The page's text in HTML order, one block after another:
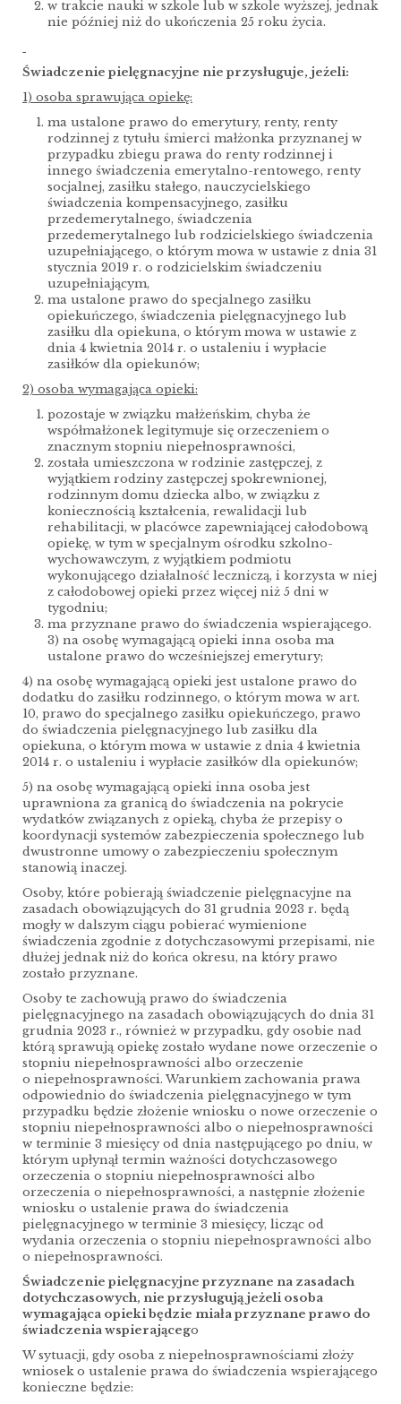
w trakcie nauki w szkole lub w szkole wyższej, jednak
nie później niż do ukończenia 25 roku życia.
Świadczenie pielęgnacyjne nie przysługuje, jeżeli:
1) osoba sprawująca opiekę:
ma ustalone prawo do emerytury, renty, renty
rodzinnej z tytułu śmierci małżonka przyznanej w
przypadku zbiegu prawa do renty rodzinnej i
innego świadczenia emerytalno-rentowego, renty
socjalnej, zasiłku stałego, nauczycielskiego
świadczenia kompensacyjnego, zasiłku
przedemerytalnego, świadczenia
przedemerytalnego lub rodzicielskiego świadczenia
uzupełniającego, o którym mowa w ustawie z dnia 31
stycznia 2019 r. o rodzicielskim świadczeniu
uzupełniającym,
ma ustalone prawo do specjalnego zasiłku
opiekuńczego, świadczenia pielęgnacyjnego lub
zasiłku dla opiekuna, o którym mowa w ustawie z
dnia 4 kwietnia 2014 r. o ustaleniu i wypłacie
zasiłków dla opiekunów;
2) osoba wymagająca opieki:
pozostaje w związku małżeńskim, chyba że
współmałżonek legitymuje się orzeczeniem o
znacznym stopniu niepełnosprawności,
została umieszczona w rodzinie zastępczej, z
wyjątkiem rodziny zastępczej spokrewnionej,
rodzinnym domu dziecka albo, w związku z
koniecznością kształcenia, rewalidacji lub
rehabilitacji, w placówce zapewniającej całodobową
opiekę, w tym w specjalnym ośrodku szkolno-
wychowawczym, z wyjątkiem podmiotu
wykonującego działalność leczniczą, i korzysta w niej
z całodobowej opieki przez więcej niż 5 dni w
tygodniu;
ma przyznane prawo do świadczenia wspierającego.
3) na osobę wymagającą opieki inna osoba ma
ustalone prawo do wcześniejszej emerytury;
4) na osobę wymagającą opieki jest ustalone prawo do
dodatku do zasiłku rodzinnego, o którym mowa w art.
10, prawo do specjalnego zasiłku opiekuńczego, prawo
do świadczenia pielęgnacyjnego lub zasiłku dla
opiekuna, o którym mowa w ustawie z dnia 4 kwietnia
2014 r. o ustaleniu i wypłacie zasiłków dla opiekunów;
5) na osobę wymagającą opieki inna osoba jest
uprawniona za granicą do świadczenia na pokrycie
wydatków związanych z opieką, chyba że przepisy o
koordynacji systemów zabezpieczenia społecznego lub
dwustronne umowy o zabezpieczeniu społecznym
stanowią inaczej.
Osoby, które pobierają świadczenie pielęgnacyjne na
zasadach obowiązujących do 31 grudnia 2023 r. będą
mogły w dalszym ciągu pobierać wymienione
świadczenia zgodnie z dotychczasowymi przepisami, nie
dłużej jednak niż do końca okresu, na który prawo
zostało przyznane.
Osoby te zachowują prawo do świadczenia
pielęgnacyjnego na zasadach obowiązujących do dnia 31
grudnia 2023 r., również w przypadku, gdy osobie nad
którą sprawują opiekę zostało wydane nowe orzeczenie o
stopniu niepełnosprawności albo orzeczenie
o niepełnosprawności. Warunkiem zachowania prawa
odpowiednio do świadczenia pielęgnacyjnego w tym
przypadku będzie złożenie wniosku o nowe orzeczenie o
stopniu niepełnosprawności albo o niepełnosprawności
w terminie 3 miesięcy od dnia następującego po dniu, w
którym upłynął termin ważności dotychczasowego
orzeczenia o stopniu niepełnosprawności albo
orzeczenia o niepełnosprawności, a następnie złożenie
wniosku o ustalenie prawa do świadczenia
pielęgnacyjnego w terminie 3 miesięcy, licząc od
wydania orzeczenia o stopniu niepełnosprawności albo
o niepełnosprawności.
Świadczenie pielęgnacyjne przyznane na zasadach
dotychczasowych, nie przysługują jeżeli osoba
wymagająca opieki będzie miała przyznane prawo do
świadczenia wspierającego
W sytuacji, gdy osoba z niepełnosprawnościami złoży
wniosek o ustalenie prawa do świadczenia wspierającego
konieczne będzie: